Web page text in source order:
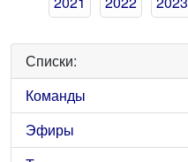
Списки:
Команды
Эфиры